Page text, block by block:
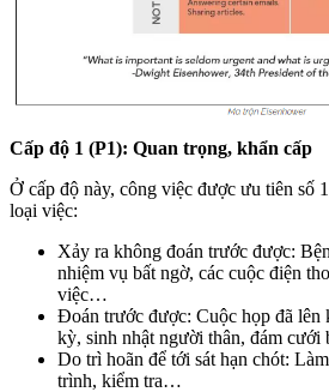
Cấp độ 1 (P1): Quan trọng, khẩn cấp
Ở cấp độ này, công việc được ưu tiên số
loại việc:
Xảy ra không đoán trước được:
nhiệm vụ bất ngờ, các cuộc điện
việc…
Đoán trước được: Cuộc họp đã lên
kỳ, sinh nhật người thân, đám
Do trì hoãn để tới sát hạn chót:
trình, kiểm tra…